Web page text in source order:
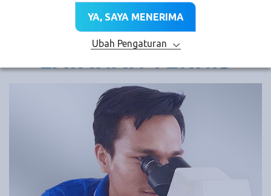
YA, SAYA MENERIMA
Ubah Pengaturan